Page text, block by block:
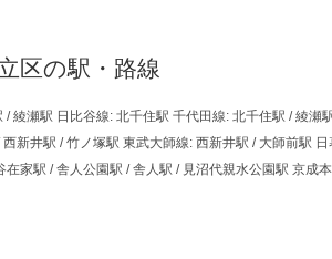
区の駅・路線
/ 綾瀬駅 日比谷線: 北千住駅 千代田線: 北千住駅 / 綾
西新井駅 / 竹ノ塚駅 東武大師線: 西新井駅 / 大師前駅
在家駅 / 舎人公園駅 / 舎人駅 / 見沼代親水公園駅 京成